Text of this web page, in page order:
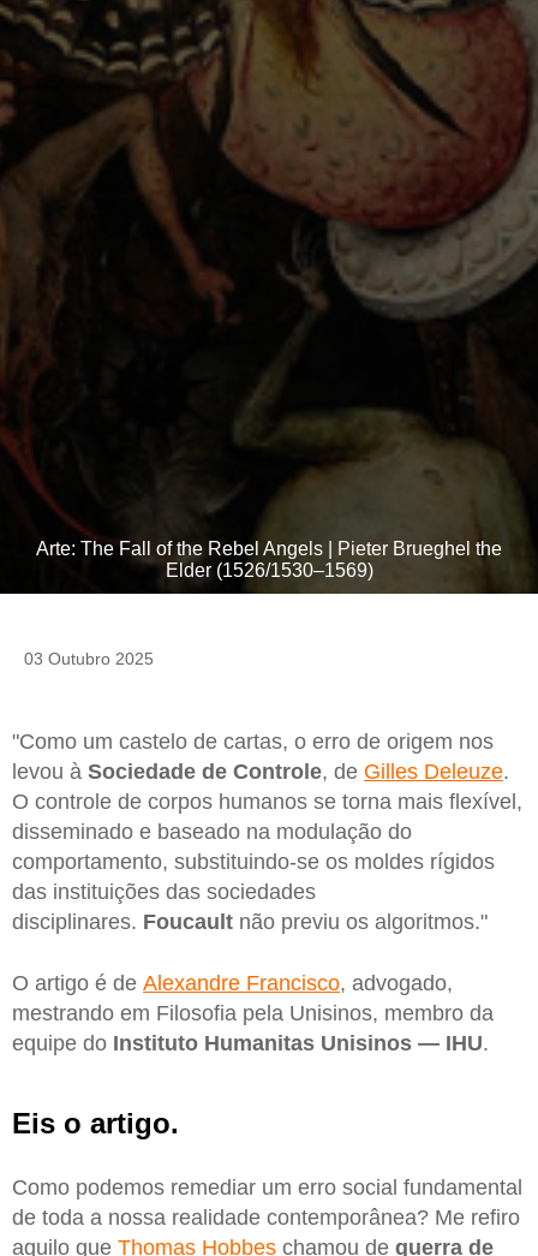
Arte: The Fall of the Rebel Angels | Pieter Brueghel the
Elder (1526/1530–1569)
03 Outubro 2025
"Como um castelo de cartas, o erro de origem nos
levou à Sociedade de Controle, de Gilles Deleuze.
O controle de corpos humanos se torna mais flexível,
disseminado e baseado na modulação do
comportamento, substituindo-se os moldes rígidos
das instituições das sociedades
disciplinares. Foucault não previu os algoritmos."
O artigo é de Alexandre Francisco, advogado,
mestrando em Filosofia pela Unisinos, membro da
equipe do Instituto Humanitas Unisinos — IHU.
Eis o artigo.
Como podemos remediar um erro social fundamental
de toda a nossa realidade contemporânea? Me refiro
aquilo que Thomas Hobbes chamou de guerra de